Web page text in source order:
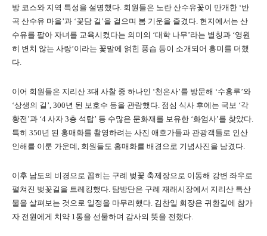
방 코스와 지역 특성을 설명했다. 회원들은 노란 산수유꽃이 만개한 ‘반
곡 산수유 마을’과 ‘꽃담 길’을 걸으며 봄 기운을 즐겼다. 현지에서는 산
수유를 팔아 자녀를 교육시켰다는 의미의 ‘대학 나무’라는 별칭과 ‘영원
히 변치 않는 사랑’이라는 꽃말에 얽힌 풍습 등이 소개되어 흥미를 더했
다.
이어 회원들은 지리산 3대 사찰 중 하나인 ‘천은사’를 방문해 ‘수홍루’와
‘상생의 길’, 300년 된 보호수 등을 관람했다. 점심 식사 후에는 국보 ‘각
황전’과 ‘4 사자 3층 석탑’ 등 수많은 문화재를 보유한 ‘화엄사’를 찾았다.
특히 350년 된 홍매화를 촬영하려는 사진 애호가들과 관광객들로 인산
인해를 이룬 가운데, 회원들도 홍매화를 배경으로 기념사진을 남겼다.
이후 남도의 비경으로 꼽히는 구례 벚꽃 축제장으로 이동해 강변 좌우로
펼쳐진 벚꽃길을 트레킹했다. 탐방단은 구례 재래시장에서 지리산 특산
물을 살펴보는 것으로 일정을 마무리했다. 김찬일 회장은 귀환길에 참가
자 전원에게 치약 1통을 선물하며 감사의 뜻을 전했다.